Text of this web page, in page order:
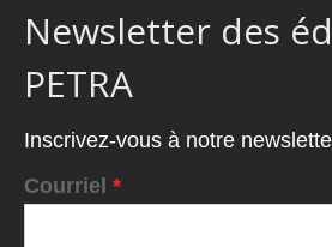
Newsletter des
PETRA
Inscrivez-vous à notre
Courriel *